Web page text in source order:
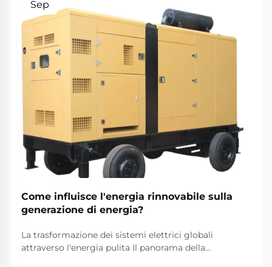
Sep
Come influisce l'energia rinnovabile sulla
generazione di energia?
La trasformazione dei sistemi elettrici globali
attraverso l'energia pulita Il panorama della